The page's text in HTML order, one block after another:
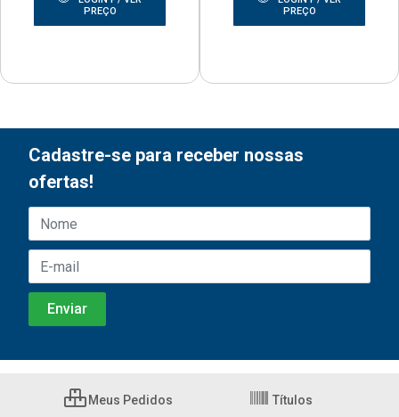
PREÇO
PREÇO
Cadastre-se para receber nossas
ofertas!
Meus Pedidos Títulos